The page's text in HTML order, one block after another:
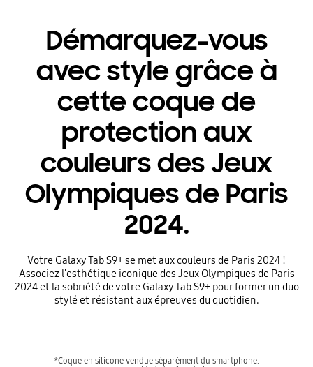
Démarquez-vous
avec style grâce à
cette coque de
protection aux
couleurs des Jeux
Olympiques de Paris
2024.
Votre Galaxy Tab S9+ se met aux couleurs de Paris 2024 !
Associez l'esthétique iconique des Jeux Olympiques de Paris
2024 et la sobriété de votre Galaxy Tab S9+ pour former un duo
stylé et résistant aux épreuves du quotidien.
*Coque en silicone vendue séparément du smartphone.